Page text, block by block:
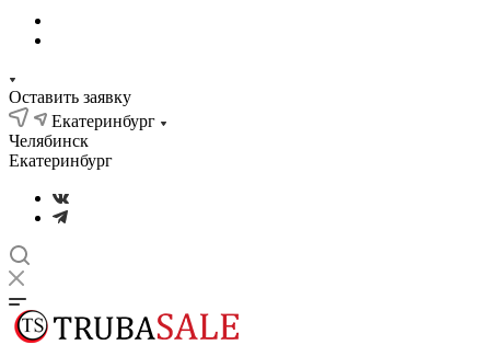
Оставить заявку
Екатеринбург
Челябинск
Екатеринбург